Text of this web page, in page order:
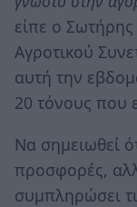
είπε ο
Αγροτικού
αυτή την
20 τόνους που
Να σηµειωθεί
προσφορές,
συµπληρώσει